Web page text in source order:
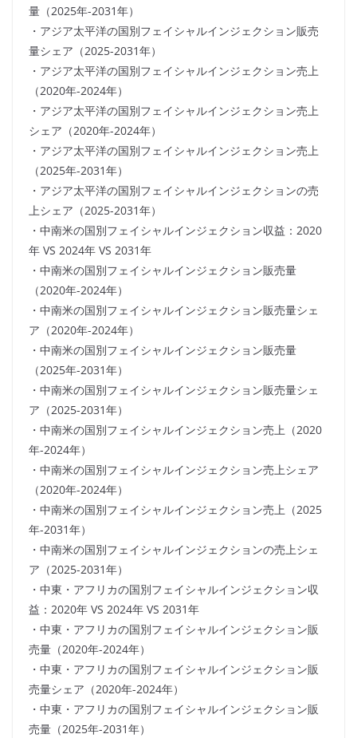
量（2025年-2031年）
・アジア太平洋の国別フェイシャルインジェクション販売
量シェア（2025-2031年）
・アジア太平洋の国別フェイシャルインジェクション売上
（2020年-2024年）
・アジア太平洋の国別フェイシャルインジェクション売上
シェア（2020年-2024年）
・アジア太平洋の国別フェイシャルインジェクション売上
（2025年-2031年）
・アジア太平洋の国別フェイシャルインジェクションの売
上シェア（2025-2031年）
・中南米の国別フェイシャルインジェクション収益：2020
年 VS 2024年 VS 2031年
・中南米の国別フェイシャルインジェクション販売量
（2020年-2024年）
・中南米の国別フェイシャルインジェクション販売量シェ
ア（2020年-2024年）
・中南米の国別フェイシャルインジェクション販売量
（2025年-2031年）
・中南米の国別フェイシャルインジェクション販売量シェ
ア（2025-2031年）
・中南米の国別フェイシャルインジェクション売上（2020
年-2024年）
・中南米の国別フェイシャルインジェクション売上シェア
（2020年-2024年）
・中南米の国別フェイシャルインジェクション売上（2025
年-2031年）
・中南米の国別フェイシャルインジェクションの売上シェ
ア（2025-2031年）
・中東・アフリカの国別フェイシャルインジェクション収
益：2020年 VS 2024年 VS 2031年
・中東・アフリカの国別フェイシャルインジェクション販
売量（2020年-2024年）
・中東・アフリカの国別フェイシャルインジェクション販
売量シェア（2020年-2024年）
・中東・アフリカの国別フェイシャルインジェクション販
売量（2025年-2031年）